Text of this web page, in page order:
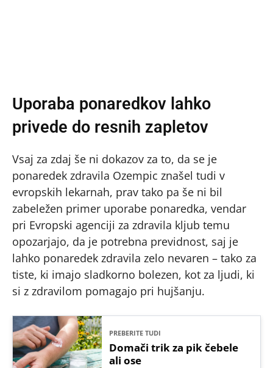
Uporaba ponaredkov lahko
privede do resnih zapletov
Vsaj za zdaj še ni dokazov za to, da se je
ponaredek zdravila Ozempic znašel tudi v
evropskih lekarnah, prav tako pa še ni bil
zabeležen primer uporabe ponaredka, vendar
pri Evropski agenciji za zdravila kljub temu
opozarjajo, da je potrebna previdnost, saj je
lahko ponaredek zdravila zelo nevaren – tako za
tiste, ki imajo sladkorno bolezen, kot za ljudi, ki
si z zdravilom pomagajo pri hujšanju.
PREBERITE TUDI
Domači trik za pik čebele
ali ose